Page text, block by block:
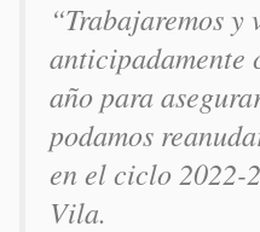
“Trabajaremos y
anticipadamente
año para
podamos
en el ciclo 2022-
Vila.